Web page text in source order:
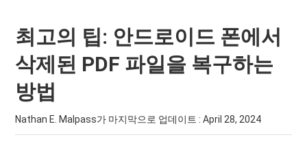
최고의 팁: 안드로이드 폰에서
삭제된 PDF 파일을 복구하는
방법
Nathan E. Malpass가 마지막으로 업데이트 :April 28, 2024